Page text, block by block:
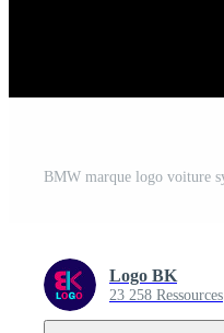
Logo BK
23 258 Ressources